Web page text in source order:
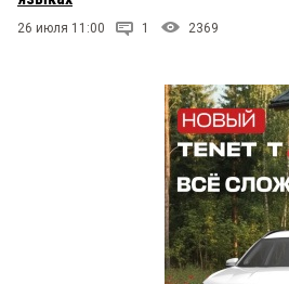
26 июля 11:00 1 2369